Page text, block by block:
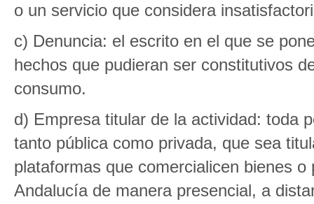
o un servicio que considera
c) Denuncia: el escrito en el que se
hechos que pudieran ser constitutivos
consumo.
d) Empresa titular de la actividad: toda
tanto pública como privada, que sea
plataformas que comercialicen bienes
Andalucía de manera presencial, a